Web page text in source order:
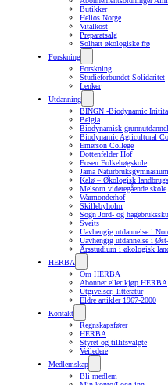
Butikker
Helios Norge
Vitalkost
Preparatsalg
Solhatt økologiske frø
Forskning
Forskning
Studieforbundet Solidaritet
Lenker
Utdanning
BINGN -Biodynamic
Belgia
Biodynamisk
Biodynamic Agricultural
Emerson College
Dottenfelder Hof
Fosen Folkehøgskole
Järna Naturbruksgymnasium
Kalø – Økologisk
Melsom videregående skole
Warmonderhof
Skillebyholm
Sogn Jord- og
Sveits
Uavhengig utdannelse i
Uavhengig utdannelse i
Årsstudium i økologisk
HERBA
Om HERBA
Abonner eller kjøp HERBA
Utgivelser, litteratur
Eldre artikler 1967-2000
Kontakt
Regnskapsfører
HERBA
Styret og tillitsvalgte
Veiledere
Medlemskap
Bli medlem